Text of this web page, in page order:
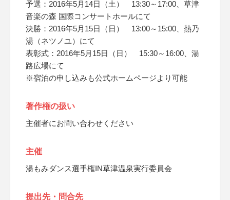
予選：2016年5月14日（土） 13:30～17:00、草津
音楽の森 国際コンサートホールにて
決勝：2016年5月15日（日） 13:00～15:00、熱乃
湯（ネツノユ）にて
表彰式：2016年5月15日（日） 15:30～16:00、湯
路広場にて
※宿泊の申し込みも公式ホームページより可能
著作権の扱い
主催者にお問い合わせください
主催
湯もみダンス選手権IN草津温泉実行委員会
提出先・問合先